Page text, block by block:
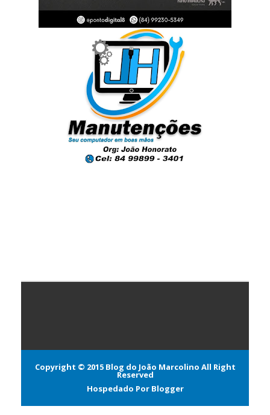
Copyright © 2015 Blog do João Marcolino All Right
Reserved
Hospedado Por Blogger